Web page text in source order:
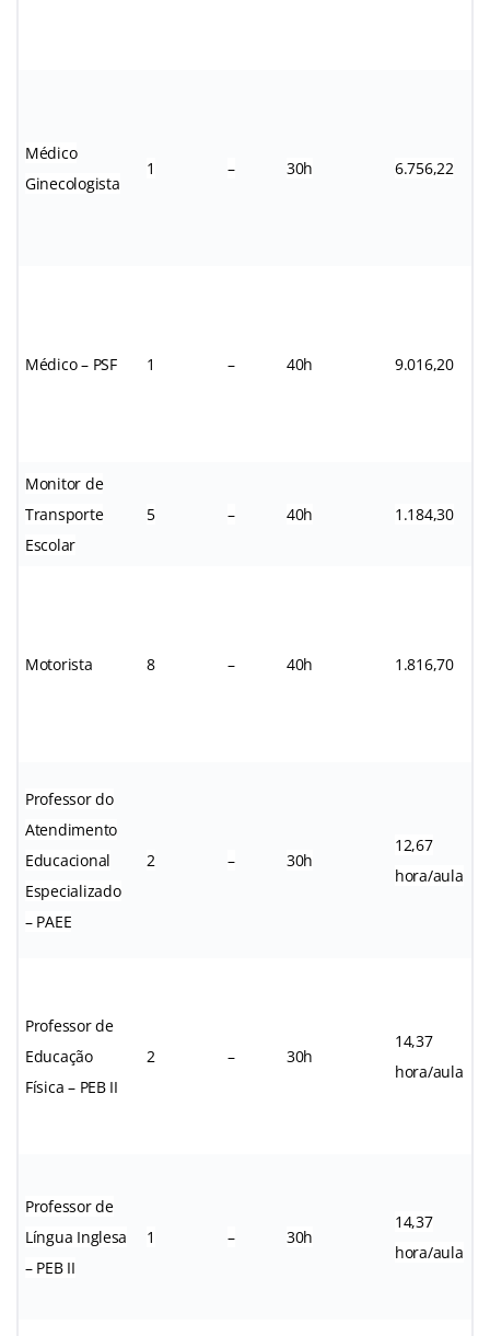
Médico
Ginecologista
1 – 30h 6.756,22
Médico – PSF 1 – 40h 9.016,20
Monitor de
Transporte
Escolar
5 – 40h 1.184,30
Motorista 8 – 40h 1.816,70
Professor do
Atendimento
Educacional
Especializado
– PAEE
2 – 30h
12,67
hora/aula
Professor de
Educação
Física – PEB II
2 – 30h
14,37
hora/aula
Professor de
Língua Inglesa
– PEB II
1 – 30h
14,37
hora/aula